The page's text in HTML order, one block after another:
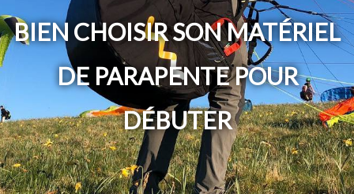
BIEN CHOISIR SON MATÉRIEL
DE PARAPENTE POUR
DÉBUTER